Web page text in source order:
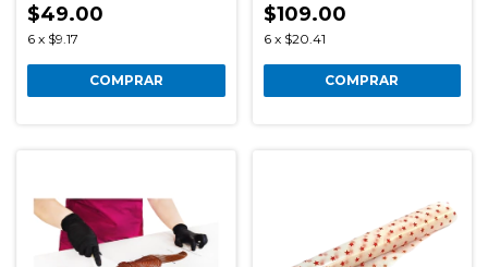
$49.00
6 x $9.17
COMPRAR
$109.00
6 x $20.41
COMPRAR